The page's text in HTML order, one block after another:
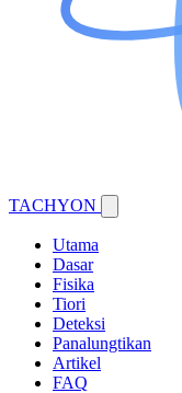
TACHYON
Utama
Dasar
Fisika
Tiori
Deteksi
Panalungtikan
Artikel
FAQ